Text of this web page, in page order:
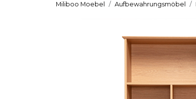
Miliboo Moebel Aufbewahrungsmöbel